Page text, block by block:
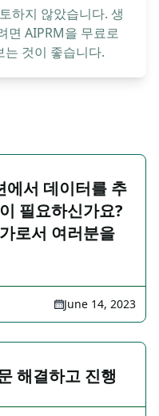
하지 않았습니다. 생
면 AIPRM을 무료로
것이 좋습니다.
에서 데이터를 추
필요하신가요?
로서 여러분을
June 14, 2023
해결하고 진행